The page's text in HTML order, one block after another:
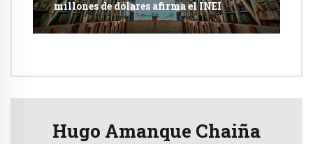
millones de dólares afirma el INEI
Hugo Amanque Chaiña